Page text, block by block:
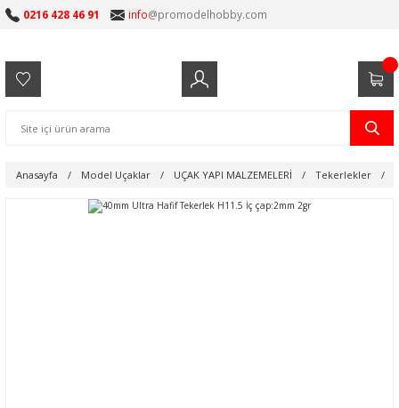
0216 428 46 91 info@promodelhobby.com
Anasayfa Model Uçaklar UÇAK YAPI MALZEMELERİ Tekerlekler